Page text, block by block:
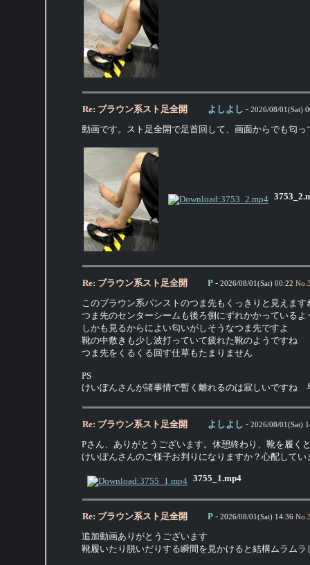
Re: ブラウン系スト足全開 よしよし - 2026/08/01(Sat)
動画です。スト足全開で足首回して、画面からでも匂っ
Re: ブラウン系スト足全開 P - 2026/08/01(Sat) 00:22 No.
このブラウン系パンストのつま先もくっきりと見えます
つま先のセンターシームも後ろ側にずれかかっているよ
しかも見るからによい匂いがしそうなつま先ですよ
靴の中敷きも少し波打っていて疲れた靴のようですね
つま先をくるくる回す仕草もたまりません
PS
けいぽんさんが諸事情で暫く離れるのは寂しいですね
Re: ブラウン系スト足全開 よしよし - 2026/08/01(Sat)
Pさん、ありがとうございます。休憩終わり、靴を履く
けいぽんさんのご様子お判りになりますか？心配してい
3755_1.mp4
Re: ブラウン系スト足全開 P - 2026/08/01(Sat) 14:36 No.
追加動画ありがとうございます
靴履いたり脱いだりする瞬間を見かけると結構ムラムラ